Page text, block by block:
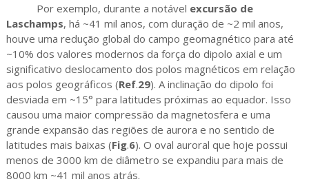
Por exemplo, durante a notável excursão de
Laschamps, há ~41 mil anos, com duração de ~2 mil anos,
houve uma redução global do campo geomagnético para até
~10% dos valores modernos da força do dipolo axial e um
significativo deslocamento dos polos magnéticos em relação
aos polos geográficos (Ref.29). A inclinação do dipolo foi
desviada em ~15° para latitudes próximas ao equador. Isso
causou uma maior compressão da magnetosfera e uma
grande expansão das regiões de aurora e no sentido de
latitudes mais baixas (Fig.6). O oval auroral que hoje possui
menos de 3000 km de diâmetro se expandiu para mais de
8000 km ~41 mil anos atrás.